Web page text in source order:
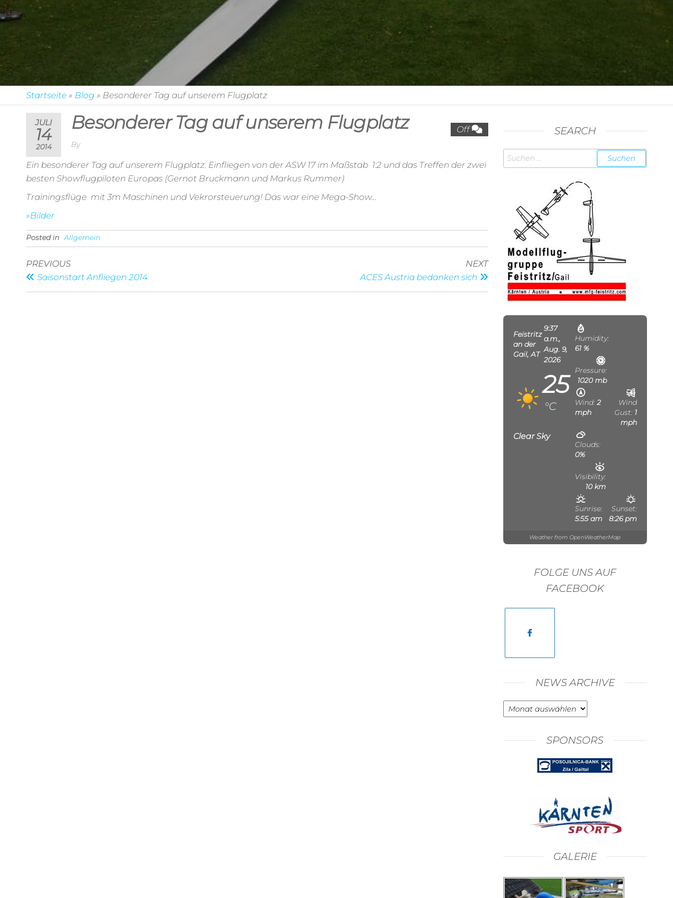
Startseite » Blog » Besonderer Tag auf unserem Flugplatz
JULI
14
2014
Off
Besonderer Tag auf unserem Flugplatz
By
Ein besonderer Tag auf unserem Flugplatz. Einfliegen von der ASW 17 im Maßstab 1:2 und das Treffen der zwei
besten Showflugpiloten Europas (Gernot Bruckmann und Markus Rummer)
Trainingsflüge mit 3m Maschinen und Vekrorsteuerung! Das war eine Mega-Show…
»Bilder
Posted in Allgemein
Beitragsnavigation
Previous
Post
PREVIOUS
Saisonstart Anfliegen 2014
Next
Post
NEXT
ACES Austria bedanken sich
SEARCH
Suchen
nach:
Feistritz
an der
Gail, AT
9:37
a.m.,
Aug. 9,
2026
25
°C
Clear Sky
Humidity:
61 %
Pressure:
1020 mb
Wind: 2
mph
Wind
Gust: 1
mph
Clouds:
0%
Visibility:
10 km
Sunrise:
5:55 am
Sunset:
8:26 pm
Weather from OpenWeatherMap
FOLGE UNS AUF
FACEBOOK
NEWS ARCHIVE
News
Archive
SPONSORS
GALERIE